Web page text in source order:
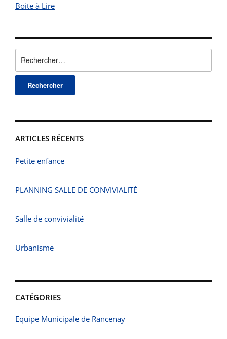
Boite à Lire
ARTICLES RÉCENTS
Petite enfance
PLANNING SALLE DE CONVIVIALITÉ
Salle de convivialité
Urbanisme
CATÉGORIES
Equipe Municipale de Rancenay